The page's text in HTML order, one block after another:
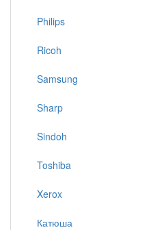
Philips
Ricoh
Samsung
Sharp
Sindoh
Toshiba
Xerox
Катюша